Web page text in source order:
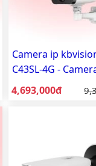
Camera ip
C43SL-4G -
tích hợp tấm pin
lượng mặt trời 4MP
Giá bán:
4,693,000đ